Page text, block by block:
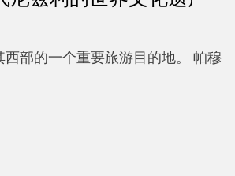
部的一个重要旅游目的地。 帕穆